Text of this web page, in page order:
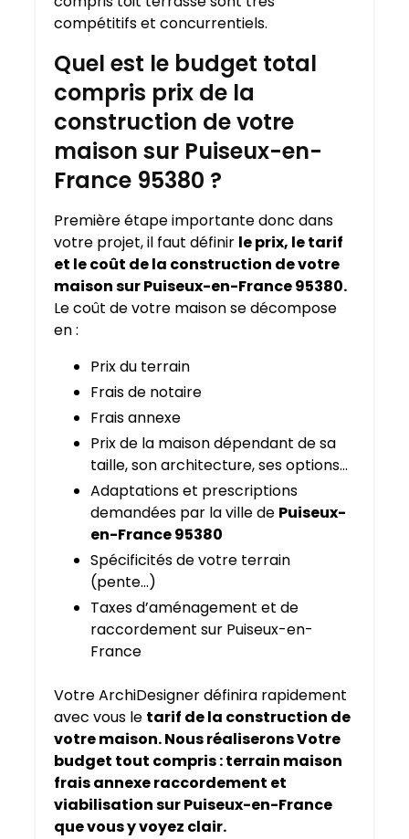
compétitifs et concurrentiels.
Quel est le budget total
compris prix de la
construction de votre
maison sur Puiseux-en-
France 95380 ?
Première étape importante donc dans
votre projet, il faut définir le prix, le tarif
et le coût de la construction de votre
maison sur Puiseux-en-France 95380.
Le coût de votre maison se décompose
en :
Prix du terrain
Frais de notaire
Frais annexe
Prix de la maison dépendant de sa
taille, son architecture, ses options…
Adaptations et prescriptions
demandées par la ville de Puiseux-
en-France 95380
Spécificités de votre terrain
(pente…)
Taxes d’aménagement et de
raccordement sur Puiseux-en-
France
Votre ArchiDesigner définira rapidement
avec vous le tarif de la construction de
votre maison. Nous réaliserons Votre
budget tout compris : terrain maison
frais annexe raccordement et
viabilisation sur Puiseux-en-France
que vous y voyez clair.